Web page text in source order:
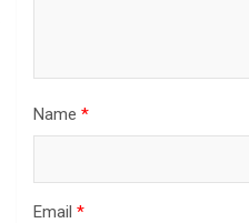
Name *
Email *